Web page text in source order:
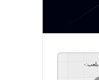
يلعب:
-